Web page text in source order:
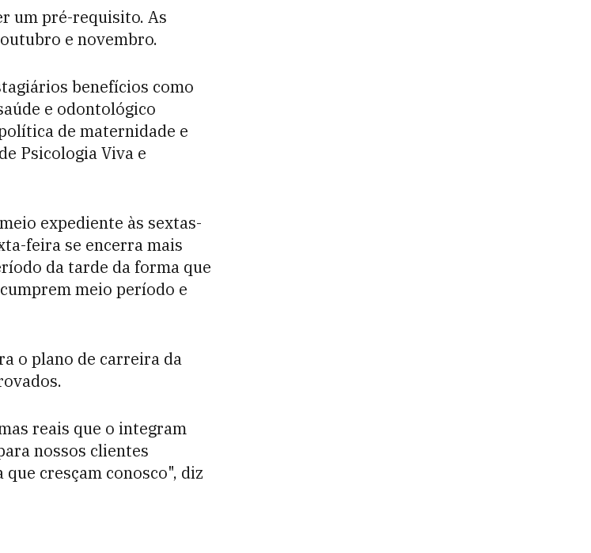
um pré-requisito. As
e novembro.
benefícios como
e odontológico
de maternidade e
Psicologia Viva e
expediente às sextas-
feira se encerra mais
da tarde da forma que
meio período e
o plano de carreira da
reais que o integram
nossos clientes
cresçam conosco", diz